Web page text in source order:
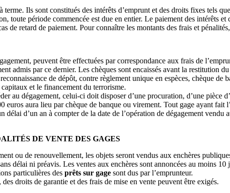
terme. Ils sont constitués des intérêts d’emprunt et des droits fixes tels
toute période commencée est due en entier. Le paiement des intérêts
de retard de paiement. Pour connaître les montants des frais et
peuvent être effectuées par correspondance aux frais de
admis par ce dernier. Les chèques sont encaissés avant la restitution
de dépôt, contre règlement unique en espèces, chèque
et le financement du terrorisme.
au dégagement, celui-ci doit disposer d’une procuration, d’une
euros aura lieu par chèque de banque ou virement. Tout gage ayant fait
délai d’un an à compter de la date de l’opération de dégagement
DE VENTE DES GAGES
ou de renouvellement, les objets seront vendus aux enchères
délai ni préavis. Les ventes aux enchères sont annoncées au moins
particulières des prêts sur gage sont dus par l’emprunteur.
droits de garantie et des frais de mise en vente peuvent être exigés.